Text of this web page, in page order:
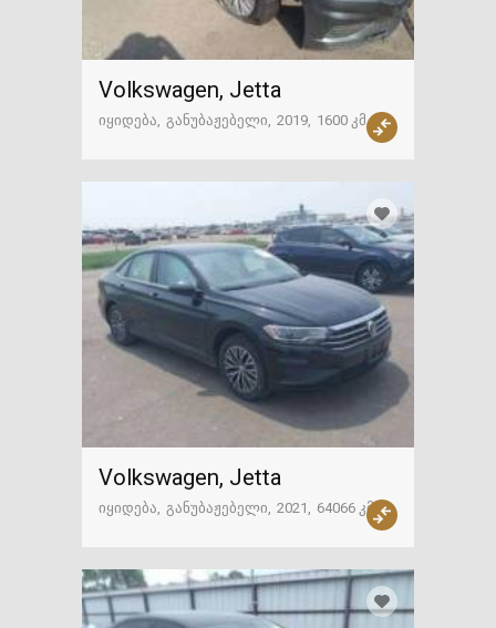
Volkswagen, Jetta
იყიდება განუბაჟებელი 2019
1600 კმ
Volkswagen, Jetta
იყიდება განუბაჟებელი 2021
64066 კმ